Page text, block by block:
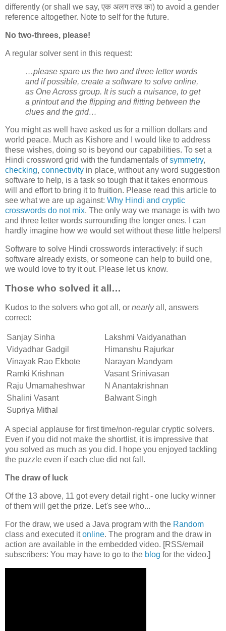
differently (or shall we say, एक अलग तरह का) to avoid a gender
reference altogether. Note to self for the future.
No two-threes, please!
A regular solver sent in this request:
…please spare us the two and three letter words
and if possible, create a software to solve online,
as One Across group. It is such a nuisance, to get
a printout and the flipping and flitting between the
clues and the grid…
You might as well have asked us for a million dollars and
world peace. Much as Kishore and I would like to address
these wishes, doing so is beyond our capabilities. To set a
Hindi crossword grid with the fundamentals ofsymmetry,
checking, connectivity in place, without any word suggestion
software to help, is a task so tough that it takes enormous
will and effort to bring it to fruition. Please read this article to
see what we are up against: Why Hindi and cryptic
crosswords do not mix. The only way we manage is with two
and three letter words surrounding the longer ones. I can
hardly imagine how we would set without these little helpers!
Software to solve Hindi crosswords interactively: if such
software already exists, or someone can help to build one,
we would love to try it out. Please let us know.
Those who solved it all…
Kudos to the solvers who got all, or nearlyall, answers
correct:
Sanjay Sinha
Lakshmi Vaidyanathan
Vidyadhar Gadgil
Himanshu Rajurkar
Vinayak Rao Ekbote
Narayan Mandyam
Ramki Krishnan
Vasant Srinivasan
Raju Umamaheshwar
N Anantakrishnan
Shalini Vasant
Balwant Singh
Supriya Mithal
A special applause for first time/non-regular cryptic solvers.
Even if you did not make the shortlist, it is impressive that
you solved as much as you did. I hope you enjoyed tackling
the puzzle even if each clue did not fall.
The draw of luck
Of the 13 above, 11 got every detail right - one lucky winner
of them will get the prize. Let's see who...
For the draw, we used a Java program with the Random
class and executed itonline. The program and the draw in
action are available in the embedded video. [RSS/email
subscribers: You may have to go to the blog for the video.]